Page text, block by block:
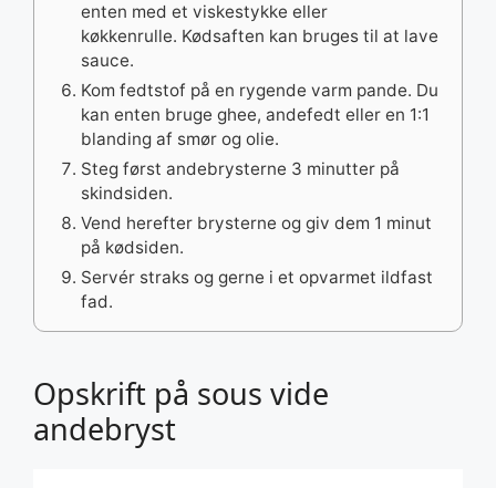
Opskrift på sous vide
andebryst
enten med et viskestykke eller
køkkenrulle. Kødsaften kan bruges til at lave
sauce.
Kom fedtstof på en rygende varm pande. Du
kan enten bruge ghee, andefedt eller en 1:1
blanding af smør og olie.
Steg først andebrysterne 3 minutter på
skindsiden.
Vend herefter brysterne og giv dem 1 minut
på kødsiden.
Servér straks og gerne i et opvarmet ildfast
fad.